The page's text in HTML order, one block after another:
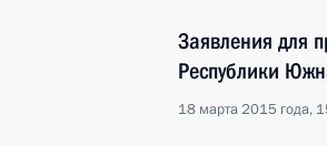
Заявления для
Республики
18 марта 2015 года,